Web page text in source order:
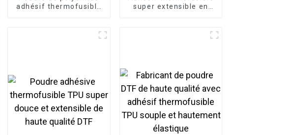
adhésif thermofusible
super extensible en